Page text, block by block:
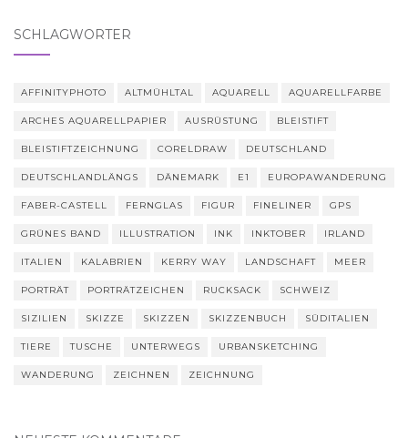
SCHLAGWÖRTER
AFFINITYPHOTO ALTMÜHLTAL AQUARELL AQUARELLFARBE
ARCHES AQUARELLPAPIER AUSRÜSTUNG BLEISTIFT
BLEISTIFTZEICHNUNG CORELDRAW DEUTSCHLAND
DEUTSCHLANDLÄNGS DÄNEMARK E1 EUROPAWANDERUNG
FABER-CASTELL FERNGLAS FIGUR FINELINER GPS
GRÜNES BAND ILLUSTRATION INK INKTOBER IRLAND
ITALIEN KALABRIEN KERRY WAY LANDSCHAFT MEER
PORTRÄT PORTRÄTZEICHEN RUCKSACK SCHWEIZ
SIZILIEN SKIZZE SKIZZEN SKIZZENBUCH SÜDITALIEN
TIERE TUSCHE UNTERWEGS URBANSKETCHING
WANDERUNG ZEICHNEN ZEICHNUNG